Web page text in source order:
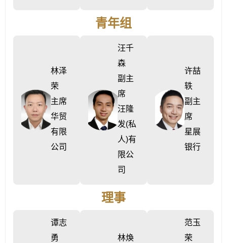
青年组
林泽
荣
主席
华贸
有限
公司
汪千
森
副主
席
汪隆
发(私
人)有
限公
司
许喆
轶
副主
席
星展
银行
理事
谭志
勇
林煥
范玉
荣